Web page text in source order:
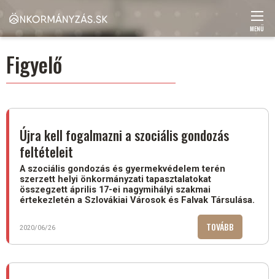
tartalomra
Main
navigation
MENÜ
Figyelő
Újra kell fogalmazni a szociális gondozás
feltételeit
A szociális gondozás és gyermekvédelem terén
szerzett helyi önkormányzati tapasztalatokat
összegzett április 17-ei nagymihályi szakmai
értekezletén a Szlovákiai Városok és Falvak Társulása.
2020/06/26 TOVÁBB
KELL
A